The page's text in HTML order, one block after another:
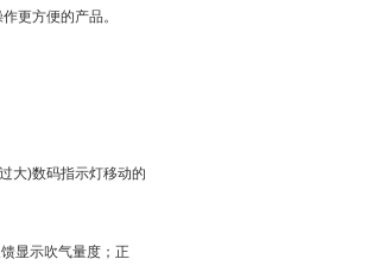
更方便的产品。
大)数码指示灯移动的
显示吹气量度；正